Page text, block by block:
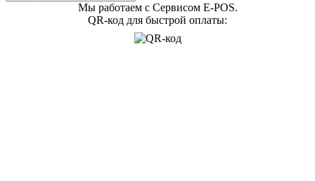
Мы работаем с Сервисом E-POS.
QR-код для быстрой оплаты: